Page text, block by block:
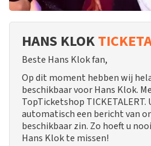
HANS KLOK
Beste Hans Klok fan,
Op dit moment hebben wij
beschikbaar voor Hans Klok.
TopTicketshop
automatisch een bericht van
beschikbaar zin. Zo hoeft u
Hans Klok te missen!